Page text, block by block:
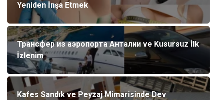
Yeniden İnşa Etmek
Трансфер из аэропорта Анталии ve Kusursuz İlk
İzlenim
Kafes Sandık ve Peyzaj Mimarisinde Dev